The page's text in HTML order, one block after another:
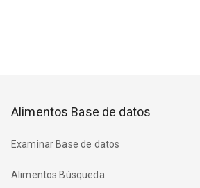
Alimentos Base de datos
Examinar Base de datos
Alimentos Búsqueda